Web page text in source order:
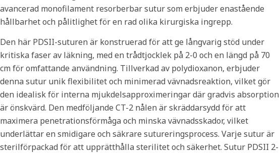
avancerad monofilament resorberbar sutur som erbjuder enastående
hållbarhet och pålitlighet för en rad olika kirurgiska ingrepp.
Den här PDSII-suturen är konstruerad för att ge långvarig stöd under
kritiska faser av läkning, med en trådtjocklek på 2-0 och en längd på 70
cm för omfattande användning. Tillverkad av polydioxanon, erbjuder
denna sutur unik flexibilitet och minimerad vävnadsreaktion, vilket gör
den idealisk för interna mjukdelsapproximeringar där gradvis absorption
är önskvärd. Den medföljande CT-2 nålen är skräddarsydd för att
maximera penetrationsförmåga och minska vävnadsskador, vilket
underlättar en smidigare och säkrare sutureringsprocess. Varje sutur är
sterilförpackad för att upprätthålla sterilitet och säkerhet. Sutur PDSII 2-